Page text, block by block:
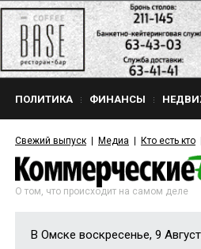
ПОЛИТИКА ФИНАНСЫ
Свежий выпуск Медиа Кто есть кто
О том, что происходит на самом деле
В Омске воскресенье, 9